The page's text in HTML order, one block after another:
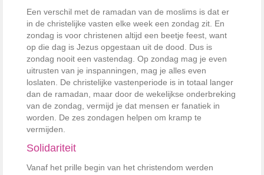
Een verschil met de ramadan van de moslims is dat er
in de christelijke vasten elke week een zondag zit. En
zondag is voor christenen altijd een beetje feest, want
op die dag is Jezus opgestaan uit de dood. Dus is
zondag nooit een vastendag. Op zondag mag je even
uitrusten van je inspanningen, mag je alles even
loslaten. De christelijke vastenperiode is in totaal langer
dan de ramadan, maar door de wekelijkse onderbreking
van de zondag, vermijd je dat mensen er fanatiek in
worden. De zes zondagen helpen om kramp te
vermijden.
Solidariteit
Vanaf het prille begin van het christendom werden